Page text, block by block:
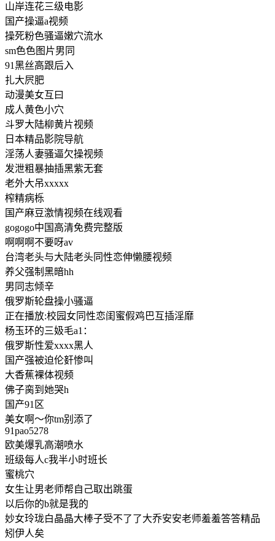
山岸连花三级电影
国产操逼a视频
操死粉色骚逼嫩穴流水
sm色色图片男同
91黑丝高跟后入
扎大屄肥
动漫美女互曰
成人黄色小穴
斗罗大陆柳黄片视频
日本精品影院导航
淫荡人妻骚逼欠操视频
发泄粗暴抽插黑紫无套
老外大吊xxxxx
榨精病栎
国产麻豆激情视频在线观看
gogogo中国高清免费完整版
啊啊啊不要呀av
台湾老头与大陆老头同性恋伸懒腰视频
养父强制黑暗hh
男同志倾辛
俄罗斯轮盘操小骚逼
正在播放:校园女同性恋闺蜜假鸡巴互插淫靡
杨玉环的三㚫毛a1：
俄罗斯性爱xxxx黑人
国产强被迫伦姧惨叫
大香蕉裸体视频
佛子脔到她哭h
国产91区
美女啊～你tm别添了
91pao5278
欧美爆乳高潮喷水
班级每人c我半小时班长
蜜桃穴
女生让男老师帮自己取出跳蛋
以后你的b就是我的
妙女玲珑白晶晶大棒子受不了了大乔安安老师羞羞答答精品
矧伊人矣